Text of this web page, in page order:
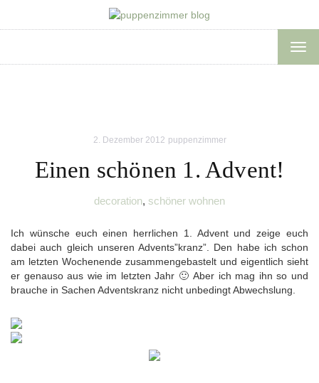
2. Dezember 2012 puppenzimmer
Einen schönen 1. Advent!
decoration, schöner wohnen
Ich wünsche euch einen herrlichen 1. Advent und zeige euch
dabei auch gleich unseren Advents”kranz”. Den habe ich schon
am letzten Wochenende zusammengebastelt und eigentlich sieht
er genauso aus wie im letzten Jahr 🙂 Aber ich mag ihn so und
brauche in Sachen Adventskranz nicht unbedingt Abwechslung.